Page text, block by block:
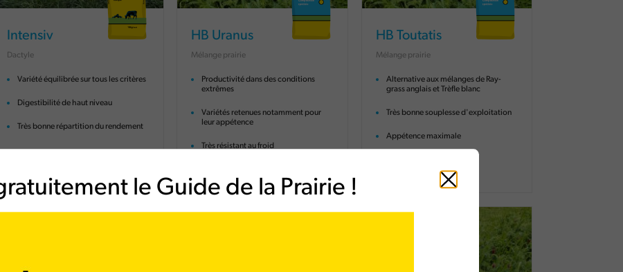
Intensiv
Dactyle
Variété équilibrée sur tous les critères
Digestibilité de haut niveau
Très bonne répartition du rendement
HB Uranus
Mélange prairie
Productivité dans des conditions
extrêmes
Variétés retenues notamment pour
leur appétence
Très résistant au froid
HB Toutatis
Mélange prairie
Alternative aux mélanges de Ray-
grass anglais et Trèfle blanc
Très bonne souplesse d'exploitation
Appétence maximale
Fermer
le Guide de la Prairie !